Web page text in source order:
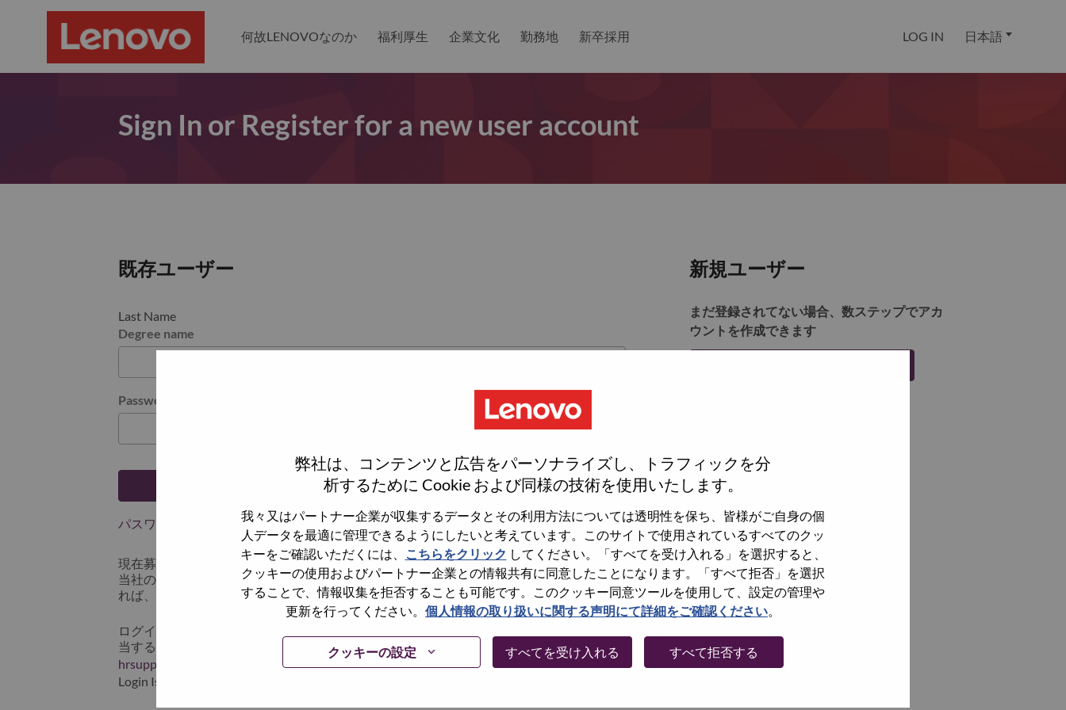
弊社は、コンテンツと広告をパーソナライズし、トラフィックを分
析するために Cookie および同様の技術を使用いたします。
我々又はパートナー企業が収集するデータとその利用方法については透明性を保ち、皆様がご自身の個
人データを最適に管理できるようにしたいと考えています。このサイトで使用されているすべてのクッ
キーをご確認いただくには、
こちらをクリック してください。「すべてを受け入れる」を選択すると、
クッキーの使用およびパートナー企業との情報共有に同意したことになります。「すべて拒否」を選択
することで、情報収集を拒否することも可能です。このクッキー同意ツールを使用して、設定の管理や
更新を行ってください。 個人情報の取り扱いに関する声明にて詳細をご確認ください。
クッキーの設定 すべてを受け入れる すべて拒否する
何故LENOVOなのか 福利厚生 企業文化 勤務地 新卒採用 LOG IN 日本語
Sign In or Register for a new user account
既存ユーザー
Last Name
Degree name
Password
パスワードを忘れましたか？
現在募集中の職種に最近応募しましたでしょうか。その場合、あなたのメールアドレスは
当社のシステムに保存されています。 よって「Forget Password?」をクリックして頂け
れば、リセットしてログインできます。
ログインや新規ユーザーとしての登録時に問題が発生した場合は、エラーの詳細内容と該
当するスクリーンショットのデータを添えて、当社HRサポート 担当
hrsupport@lenovo.com
までお問い合わせ頂けますか。またメールの件名に「Applicant
Login Issue」と入れてください。内容を確認後、サポート担当よりご連絡いたします。
新規ユーザー
まだ登録されてない場合、数ステップでアカ
ウントを作成できます